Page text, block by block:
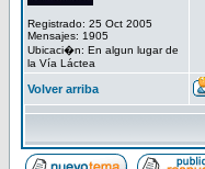
Registrado: 25 Oct 2005
Mensajes: 1905
Ubicaci�n: En algun lugar de
la Vía Láctea
Volver arriba